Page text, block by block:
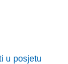
u posjetu